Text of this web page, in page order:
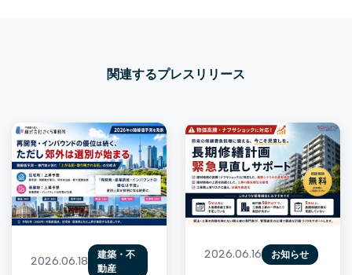
関連するプレスリリース
2026.06.18
建築・不
動産
2026.06.16 お知らせ